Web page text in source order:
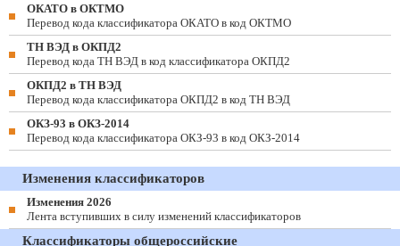
ОКАТО в ОКТМО
Перевод кода классификатора ОКАТО в код ОКТМО
ТН ВЭД в ОКПД2
Перевод кода ТН ВЭД в код классификатора ОКПД2
ОКПД2 в ТН ВЭД
Перевод кода классификатора ОКПД2 в код ТН ВЭД
ОКЗ-93 в ОКЗ-2014
Перевод кода классификатора ОКЗ-93 в код ОКЗ-2014
Изменения классификаторов
Изменения 2026
Лента вступивших в силу изменений классификаторов
Классификаторы общероссийские